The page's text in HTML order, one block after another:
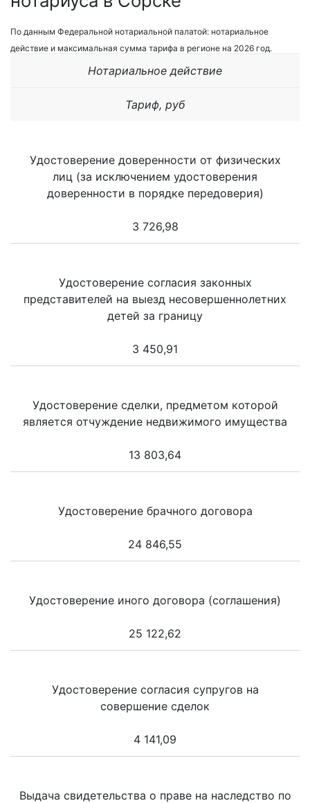
По данным Федеральной нотариальной палатой: нотариальное
действие и максимальная сумма тарифа в регионе на 2026 год.
Нотариальное действие
Тариф, руб
Удостоверение доверенности от физических
лиц (за исключением удостоверения
доверенности в порядке передоверия)
3 726,98
Удостоверение согласия законных
представителей на выезд несовершеннолетних
детей за границу
3 450,91
Удостоверение сделки, предметом которой
является отчуждение недвижимого имущества
13 803,64
Удостоверение брачного договора
24 846,55
Удостоверение иного договора (соглашения)
25 122,62
Удостоверение согласия супругов на
совершение сделок
4 141,09
Выдача свидетельства о праве на наследство по